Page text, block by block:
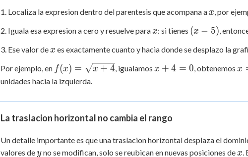
1. Localiza la expresion dentro del parentesis que acompana a x
x , por
2. Iguala esa expresion a cero y resuelve para x
x: si tienes (x
5)
(x − 5) ,
3. Ese valor de x
x es exactamente cuanto y hacia donde se desplazo la
Por ejemplo, en f(x) =
\sqrt{x
f(x) = x + 4 , igualamos x
=
x + 4 = 0 , obtenemos x
x
unidades hacia la izquierda.
La traslacion horizontal no cambia el rango
Un detalle importante es que una traslacion horizontal desplaza el
valores dey
yno se modifican, solo se reubican en nuevas posiciones de x
x